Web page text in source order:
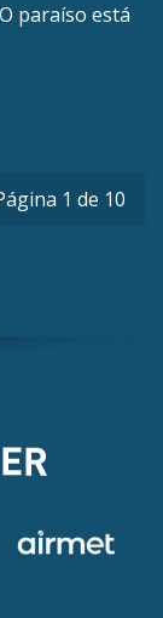
paraíso está
1 de 10